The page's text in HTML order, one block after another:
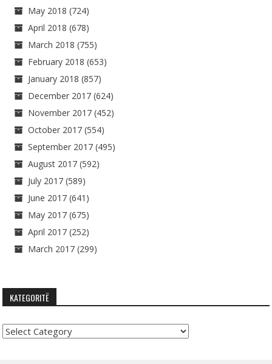
May 2018 (724)
April 2018 (678)
March 2018 (755)
February 2018 (653)
January 2018 (857)
December 2017 (624)
November 2017 (452)
October 2017 (554)
September 2017 (495)
August 2017 (592)
July 2017 (589)
June 2017 (641)
May 2017 (675)
April 2017 (252)
March 2017 (299)
KATEGORITË
Kategoritë